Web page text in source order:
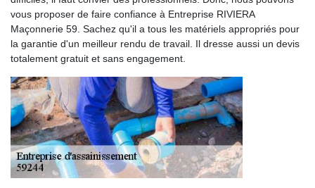
vous proposer de faire confiance à Entreprise RIVIERA
Maçonnerie 59. Sachez qu'il a tous les matériels appropriés pour
la garantie d'un meilleur rendu de travail. Il dresse aussi un devis
totalement gratuit et sans engagement.